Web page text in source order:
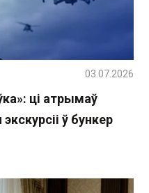
ці атрымаў
ў бункер
03.07.2026